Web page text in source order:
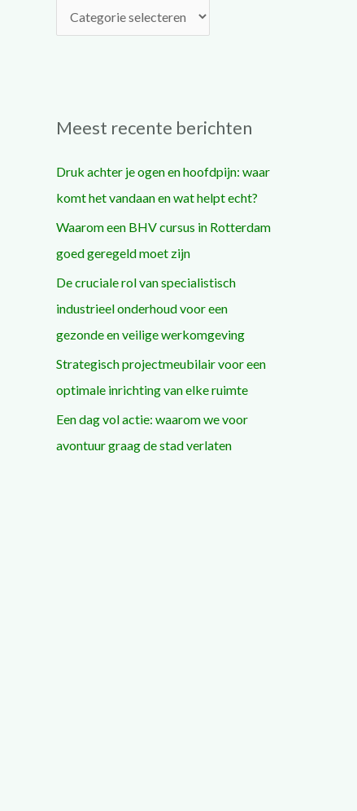
Meest recente berichten
Druk achter je ogen en hoofdpijn: waar
komt het vandaan en wat helpt echt?
Waarom een BHV cursus in Rotterdam
goed geregeld moet zijn
De cruciale rol van specialistisch
industrieel onderhoud voor een
gezonde en veilige werkomgeving
Strategisch projectmeubilair voor een
optimale inrichting van elke ruimte
Een dag vol actie: waarom we voor
avontuur graag de stad verlaten